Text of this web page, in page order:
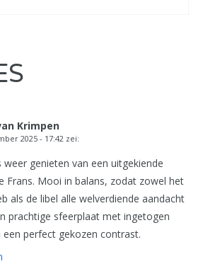
Krimpen
2025 - 17:42 zei:
weer genieten van een uitgekiende
Frans. Mooi in balans, zodat zowel het
als de libel alle welverdiende aandacht
prachtige sfeerplaat met ingetogen
een perfect gekozen contrast.